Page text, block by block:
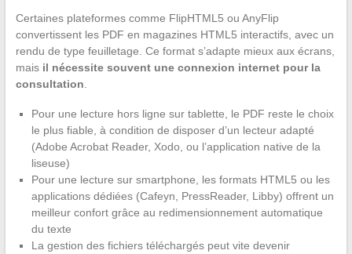
Certaines plateformes comme FlipHTML5 ou AnyFlip
convertissent les PDF en magazines HTML5 interactifs, avec un
rendu de type feuilletage. Ce format s’adapte mieux aux écrans,
mais il nécessite souvent une connexion internet pour la
consultation
Pour une lecture hors ligne sur tablette, le PDF reste le choix
le plus fiable, à condition de disposer d’un lecteur adapté
(Adobe Acrobat Reader, Xodo, ou l’application native de la
liseuse)
Pour une lecture sur smartphone, les formats HTML5 ou les
applications dédiées (Cafeyn, PressReader, Libby) offrent un
meilleur confort grâce au redimensionnement automatique
du texte
La gestion des fichiers téléchargés peut vite devenir